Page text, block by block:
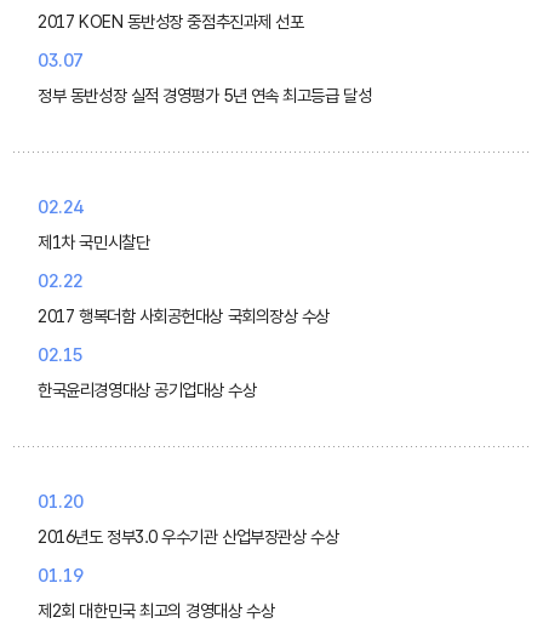
2017 KOEN 동반성장 중점추진과제 선포
03.07
정부 동반성장 실적 경영평가 5년 연속 최고등급 달성
02.24
제1차 국민시찰단
02.22
2017 행복더함 사회공헌대상 국회의장상 수상
02.15
한국윤리경영대상 공기업대상 수상
01.20
2016년도 정부3.0 우수기관 산업부장관상 수상
01.19
제2회 대한민국 최고의 경영대상 수상